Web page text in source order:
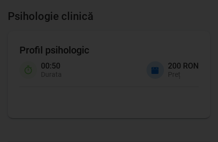
Psihologie clinică
Profil psihologic
00:50
Durata
200 RON
Preț